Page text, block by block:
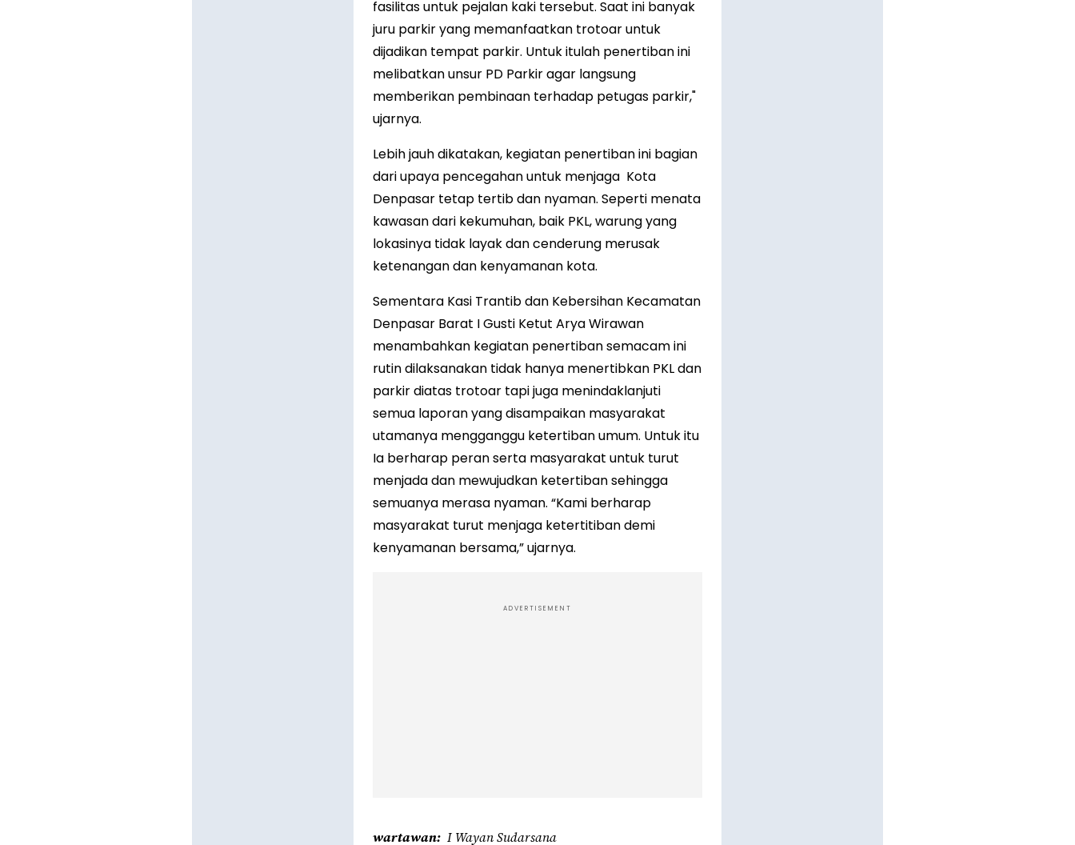
fasilitas untuk pejalan kaki tersebut. Saat ini banyak
juru parkir yang memanfaatkan trotoar untuk
dijadikan tempat parkir. Untuk itulah penertiban ini
melibatkan unsur PD Parkir agar langsung
memberikan pembinaan terhadap petugas parkir,"
ujarnya.
Lebih jauh dikatakan, kegiatan penertiban ini bagian
dari upaya pencegahan untuk menjaga Kota
Denpasar tetap tertib dan nyaman. Seperti menata
kawasan dari kekumuhan, baik PKL, warung yang
lokasinya tidak layak dan cenderung merusak
ketenangan dan kenyamanan kota.
Sementara Kasi Trantib dan Kebersihan Kecamatan
Denpasar Barat I Gusti Ketut Arya Wirawan
menambahkan kegiatan penertiban semacam ini
rutin dilaksanakan tidak hanya menertibkan PKL dan
parkir diatas trotoar tapi juga menindaklanjuti
semua laporan yang disampaikan masyarakat
utamanya mengganggu ketertiban umum. Untuk itu
Ia berharap peran serta masyarakat untuk turut
menjada dan mewujudkan ketertiban sehingga
semuanya merasa nyaman. “Kami berharap
masyarakat turut menjaga ketertitiban demi
kenyamanan bersama,” ujarnya.
ADVERTISEMENT
wartawan I Wayan Sudarsana